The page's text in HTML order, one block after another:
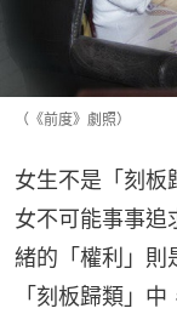
（《前度》劇照）
女生不是「刻板
女不可能事事追
緒的「權利」則
「刻板歸類」